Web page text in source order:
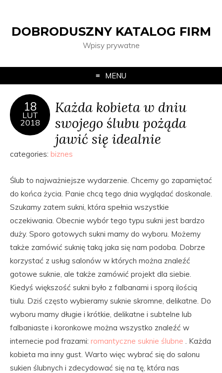
DOBRODUSZNY KATALOG FIRM
Wpisy prywatne
MENU
18
LUT
2018
Każda kobieta w dniu
swojego ślubu pożąda
jawić się idealnie
categories: biznes
Ślub to najważniejsze wydarzenie. Chcemy go zapamiętać
do końca życia. Panie chcą tego dnia wyglądać doskonale.
Szukamy zatem sukni, która spełnia wszystkie
oczekiwania. Obecnie wybór tego typu sukni jest bardzo
duży. Sporo gotowych sukni mamy do wyboru. Możemy
także zamówić suknię taką jaka się nam podoba. Dobrze
korzystać z usług salonów w których można znaleźć
gotowe suknie, ale także zamówić projekt dla siebie.
Kiedyś większość sukni było z falbanami i sporą ilością
tiulu. Dziś często wybieramy suknie skromne, delikatne. Do
wyboru mamy długie i krótkie, delikatne i subtelne lub
falbaniaste i koronkowe można wszystko znaleźć w
internecie pod frazami: romantyczne suknie ślubne . Każda
kobieta ma inny gust. Warto więc wybrać się do salonu
sukien ślubnych i zdecydować się na tę, która nas